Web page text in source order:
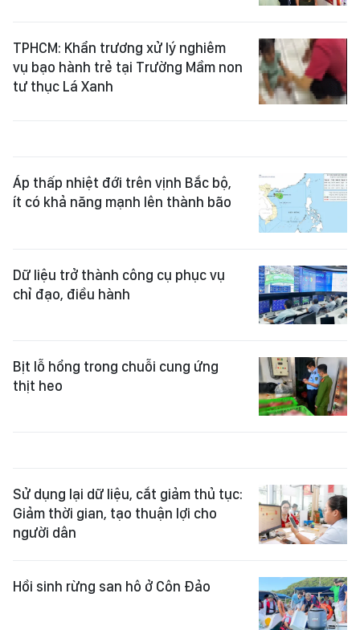
TPHCM: Khẩn trương xử lý nghiêm
vụ bạo hành trẻ tại Trường Mầm non
tư thục Lá Xanh
Áp thấp nhiệt đới trên vịnh Bắc bộ,
ít có khả năng mạnh lên thành bão
Dữ liệu trở thành công cụ phục vụ
chỉ đạo, điều hành
Bịt lỗ hổng trong chuỗi cung ứng
thịt heo
Sử dụng lại dữ liệu, cắt giảm thủ tục:
Giảm thời gian, tạo thuận lợi cho
người dân
Hồi sinh rừng san hô ở Côn Đảo